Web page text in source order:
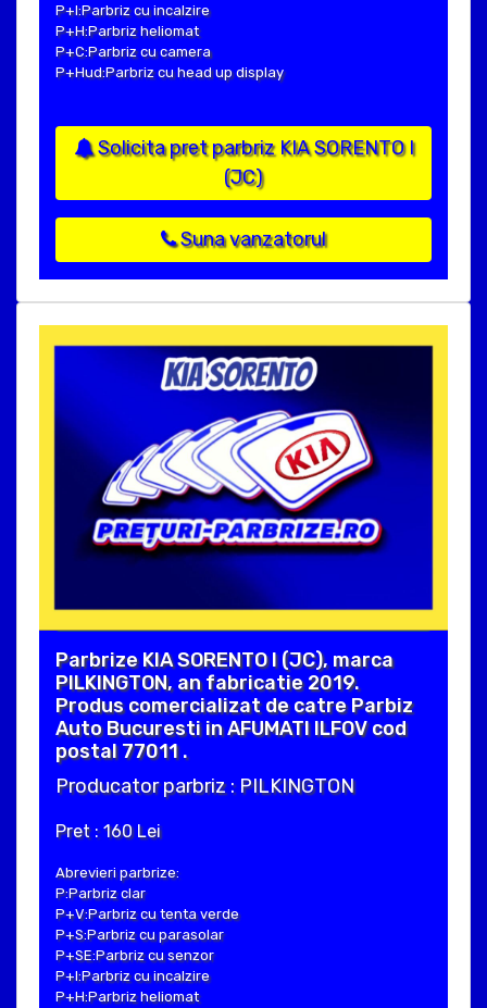
P+I:Parbriz cu incalzire
P+H:Parbriz heliomat
P+C:Parbriz cu camera
P+Hud:Parbriz cu head up display
Solicita pret parbriz KIA SORENTO I
(JC)
Suna vanzatorul
Parbrize KIA SORENTO I (JC), marca
PILKINGTON, an fabricatie 2019.
Produs comercializat de catre Parbiz
Auto Bucuresti in AFUMATI ILFOV cod
postal 77011 .
Producator parbriz : PILKINGTON
Pret : 160 Lei
Abrevieri parbrize:
P:Parbriz clar
P+V:Parbriz cu tenta verde
P+S:Parbriz cu parasolar
P+SE:Parbriz cu senzor
P+I:Parbriz cu incalzire
P+H:Parbriz heliomat